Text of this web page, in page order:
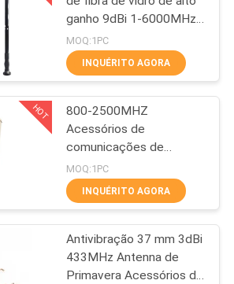
celular
do UAV do
ganho 9dBi 1-6000MHz
Tipo N
MOQ:1PC
INQUÉRITO AGORA
HOT
800-2500MHZ
Acessórios de
comunicações de
antenas de painéis
internos / externos
MOQ:1PC
INQUÉRITO AGORA
Antivibração 37 mm 3dBi
433MHz Antenna de
Primavera Acessórios de